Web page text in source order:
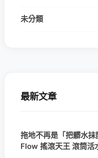
未分類
最新文章
拖地不再是「把髒水
Flow 搖滾天王 滾筒活